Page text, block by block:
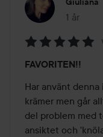
Giuliana
1 år
Inlägget
5
av
5
FAVORITEN!!
Har använt denna
krämer men går
del problem med
ansiktet och